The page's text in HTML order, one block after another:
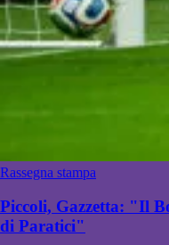
Rassegna stampa
Piccoli, Gazzetta: "Il
di Paratici"